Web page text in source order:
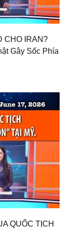
CHO IRAN?
Gây Sốc Phía
QUỐC TỊCH